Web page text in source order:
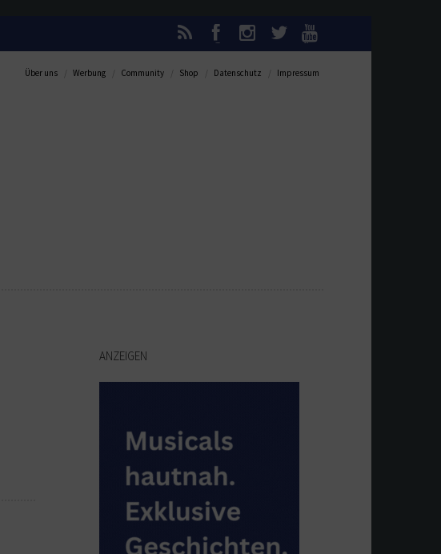
Über uns Werbung Community Shop Datenschutz Impressum
ANZEIGEN